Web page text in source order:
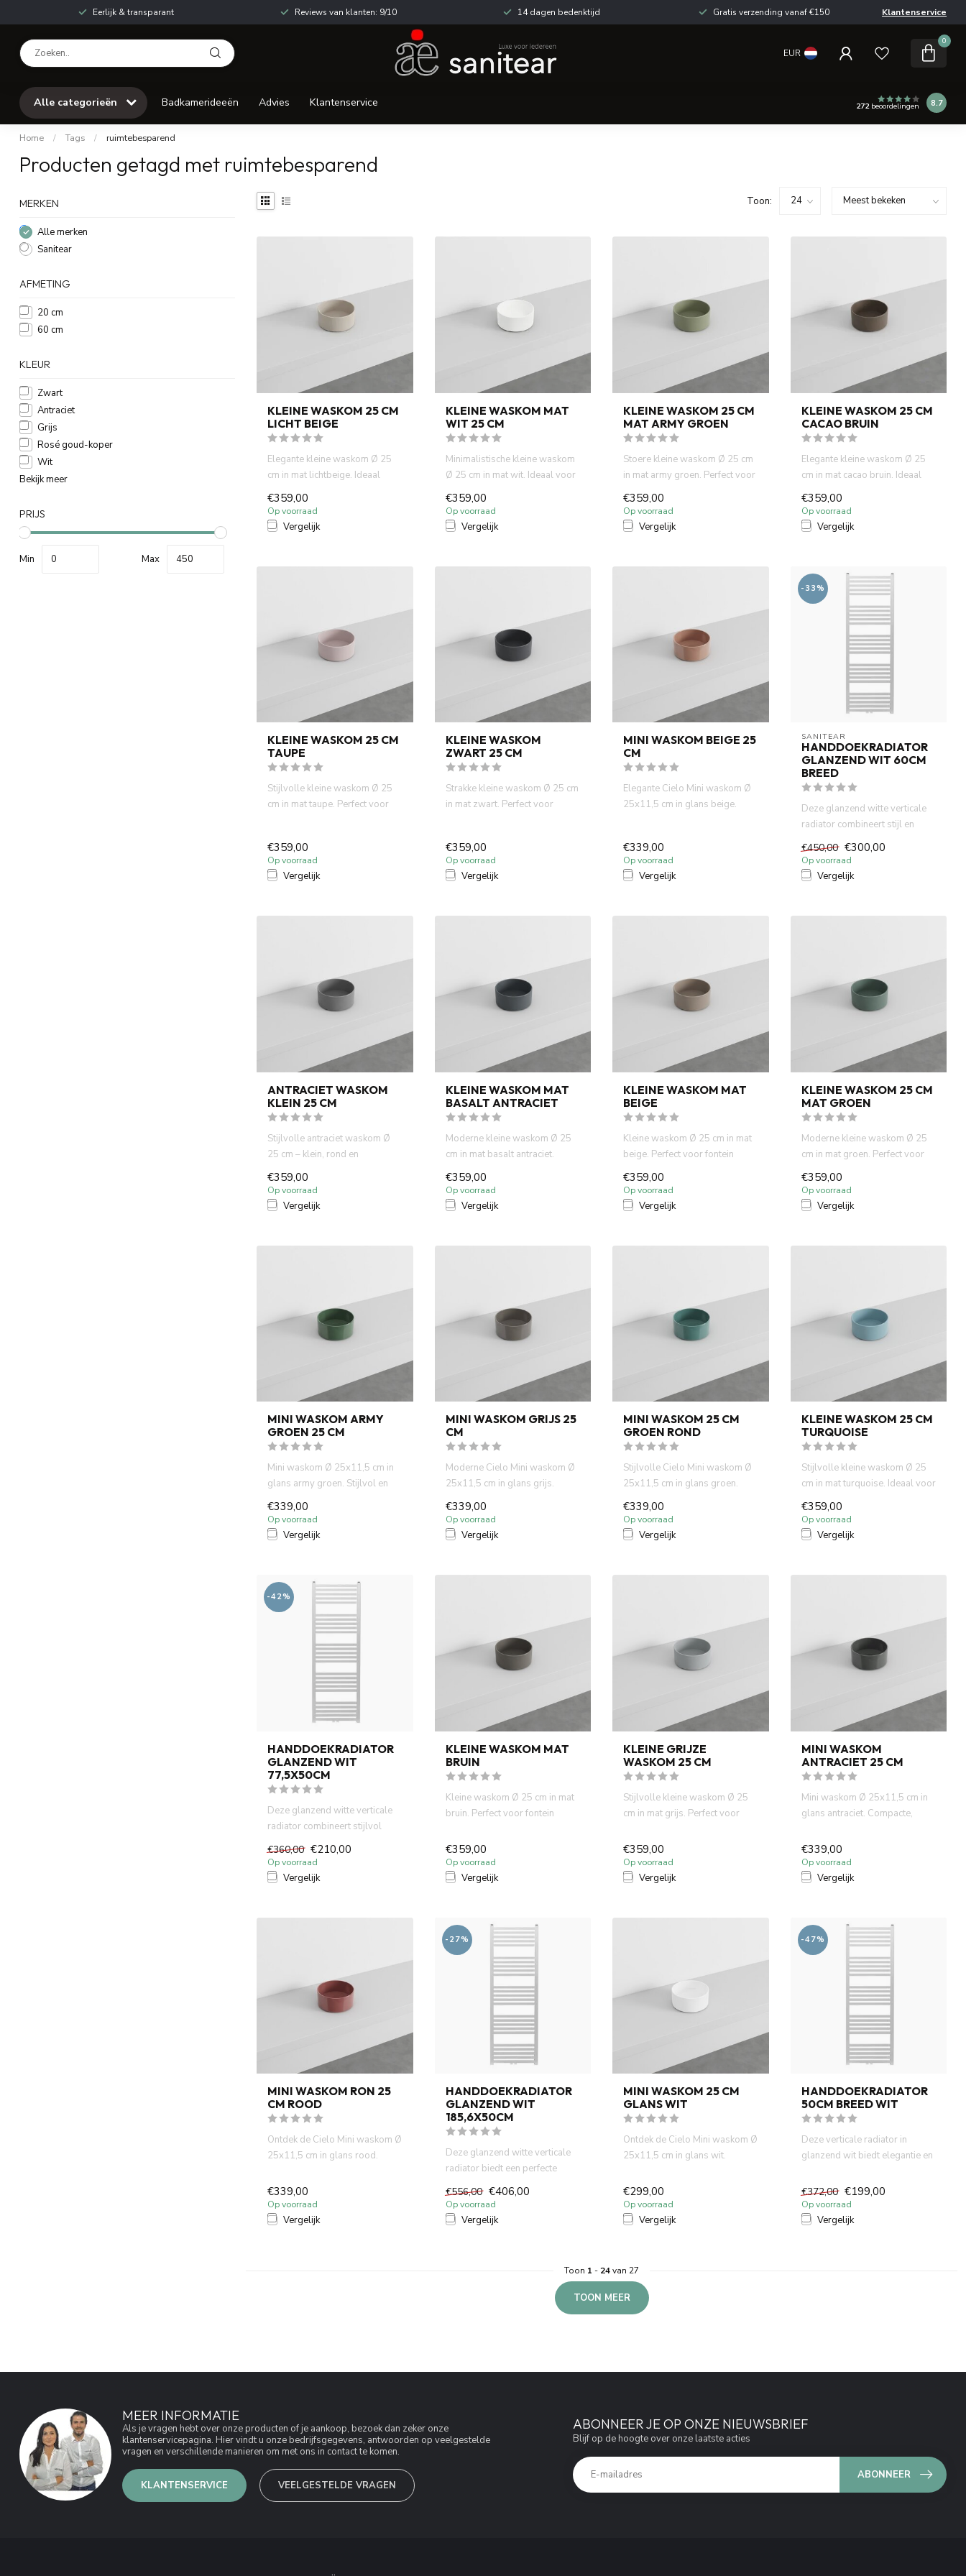
Eerlijk & transparant Reviews van klanten: 9/10 14 dagen bedenktijd Gratis verzending vanaf €150 Klantenservice
EUR
0
Alle categorieën Badkamerideeën Advies Klantenservice 272beoordelingen 8.7
Home / Tags / ruimtebesparend
Producten getagd met ruimtebesparend
MERKEN
Alle merken
Sanitear
AFMETING
20 cm
60 cm
KLEUR
Zwart
Antraciet
Grijs
Rosé goud-koper
Wit
Bekijk meer
PRIJS
Min Max
Toon:
KLEINE WASKOM 25 CM
LICHT BEIGE
Elegante kleine waskom Ø 25
cm in mat lichtbeige. Ideaal
€359,00
Op voorraad
Vergelijk
KLEINE WASKOM MAT
WIT 25 CM
Minimalistische kleine waskom
Ø 25 cm in mat wit. Ideaal voor
€359,00
Op voorraad
Vergelijk
KLEINE WASKOM 25 CM
MAT ARMY GROEN
Stoere kleine waskom Ø 25 cm
in mat army groen. Perfect voor
€359,00
Op voorraad
Vergelijk
KLEINE WASKOM 25 CM
CACAO BRUIN
Elegante kleine waskom Ø 25
cm in mat cacao bruin. Ideaal
€359,00
Op voorraad
Vergelijk
KLEINE WASKOM 25 CM
TAUPE
Stijlvolle kleine waskom Ø 25
cm in mat taupe. Perfect voor
€359,00
Op voorraad
Vergelijk
KLEINE WASKOM
ZWART 25 CM
Strakke kleine waskom Ø 25 cm
in mat zwart. Perfect voor
€359,00
Op voorraad
Vergelijk
MINI WASKOM BEIGE 25
CM
Elegante Cielo Mini waskom Ø
25x11,5 cm in glans beige.
€339,00
Op voorraad
Vergelijk
-33%
SANITEAR
HANDDOEKRADIATOR
GLANZEND WIT 60CM
BREED
Deze glanzend witte verticale
radiator combineert stijl en
praktisch comfort. He...
€450,00 €300,00
Op voorraad
Vergelijk
ANTRACIET WASKOM
KLEIN 25 CM
Stijlvolle antraciet waskom Ø
25 cm – klein, rond en
€359,00
Op voorraad
Vergelijk
KLEINE WASKOM MAT
BASALT ANTRACIET
Moderne kleine waskom Ø 25
cm in mat basalt antraciet.
€359,00
Op voorraad
Vergelijk
KLEINE WASKOM MAT
BEIGE
Kleine waskom Ø 25 cm in mat
beige. Perfect voor fontein
€359,00
Op voorraad
Vergelijk
KLEINE WASKOM 25 CM
MAT GROEN
Moderne kleine waskom Ø 25
cm in mat groen. Perfect voor
€359,00
Op voorraad
Vergelijk
MINI WASKOM ARMY
GROEN 25 CM
Mini waskom Ø 25x11,5 cm in
glans army groen. Stijlvol en
compact, ideaal voor f...
€339,00
Op voorraad
Vergelijk
MINI WASKOM GRIJS 25
CM
Moderne Cielo Mini waskom Ø
25x11,5 cm in glans grijs.
Compact, rond en ideaal v...
€339,00
Op voorraad
Vergelijk
MINI WASKOM 25 CM
GROEN ROND
Stijlvolle Cielo Mini waskom Ø
25x11,5 cm in glans groen.
Compact, rond en ideaa...
€339,00
Op voorraad
Vergelijk
KLEINE WASKOM 25 CM
TURQUOISE
Stijlvolle kleine waskom Ø 25
cm in mat turquoise. Ideaal voor
fontein toiletten...
€359,00
Op voorraad
Vergelijk
-42%
HANDDOEKRADIATOR
GLANZEND WIT
77,5X50CM
Deze glanzend witte verticale
radiator combineert stijlvol
€360,00 €210,00
Op voorraad
Vergelijk
KLEINE WASKOM MAT
BRUIN
Kleine waskom Ø 25 cm in mat
bruin. Perfect voor fontein
€359,00
Op voorraad
Vergelijk
KLEINE GRIJZE
WASKOM 25 CM
Stijlvolle kleine waskom Ø 25
cm in mat grijs. Perfect voor
€359,00
Op voorraad
Vergelijk
MINI WASKOM
ANTRACIET 25 CM
Mini waskom Ø 25x11,5 cm in
glans antraciet. Compacte,
€339,00
Op voorraad
Vergelijk
MINI WASKOM RON 25
CM ROOD
Ontdek de Cielo Mini waskom Ø
25x11,5 cm in glans rood.
€339,00
Op voorraad
Vergelijk
-27%
HANDDOEKRADIATOR
GLANZEND WIT
185,6X50CM
Deze glanzend witte verticale
radiator biedt een perfecte
combinatie van stijl e...
€556,00 €406,00
Op voorraad
Vergelijk
MINI WASKOM 25 CM
GLANS WIT
Ontdek de Cielo Mini waskom Ø
25x11,5 cm in glans wit.
€299,00
Op voorraad
Vergelijk
-47%
HANDDOEKRADIATOR
50CM BREED WIT
Deze verticale radiator in
glanzend wit biedt elegantie en
€372,00 €199,00
Op voorraad
Vergelijk
Toon 1 - 24van 27
TOON MEER
MEER INFORMATIE
Als je vragen hebt over onze producten of je aankoop, bezoek dan zeker onze
klantenservicepagina. Hier vindt u onze bedrijfsgegevens, antwoorden op veelgestelde
vragen en verschillende manieren om met ons in contact te komen.
KLANTENSERVICE VEELGESTELDE VRAGEN
ABONNEER JE OP ONZE NIEUWSBRIEF
Blijf op de hoogte over onze laatste acties
ABONNEER